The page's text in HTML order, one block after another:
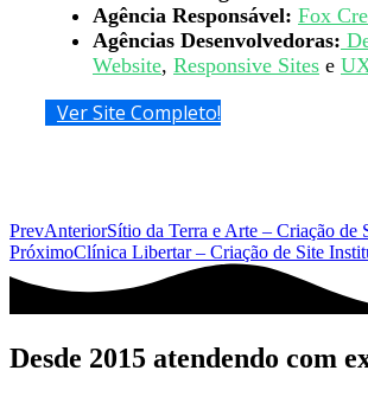
Agência Responsável: Fox
Agências Desenvolvedoras:
Website, Responsive Sites e
Ver Site Completo!
PrevAnteriorSítio da Terra e Arte – Criação de
PróximoClínica Libertar – Criação de Site
Desde 2015 atendendo com